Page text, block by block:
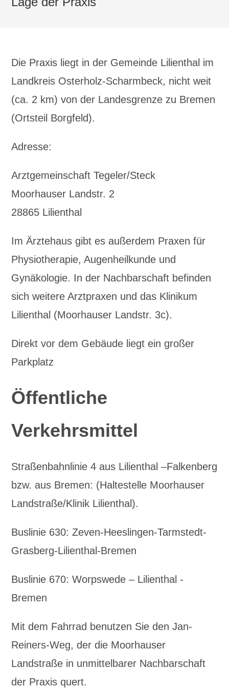
Die Praxis liegt in der Gemeinde Lilienthal im
Landkreis Osterholz-Scharmbeck, nicht weit
(ca. 2 km) von der Landesgrenze zu Bremen
(Ortsteil Borgfeld).
Adresse:
Arztgemeinschaft Tegeler/Steck
Moorhauser Landstr. 2
28865 Lilienthal
Im Ärztehaus gibt es außerdem Praxen für
Physiotherapie, Augenheilkunde und
Gynäkologie. In der Nachbarschaft befinden
sich weitere Arztpraxen und das Klinikum
Lilienthal (Moorhauser Landstr. 3c).
Direkt vor dem Gebäude liegt ein großer
Parkplatz
Öffentliche
Verkehrsmittel
Straßenbahnlinie 4 aus Lilienthal –Falkenberg
bzw. aus Bremen: (Haltestelle Moorhauser
Landstraße/Klinik Lilienthal).
Buslinie 630: Zeven-Heeslingen-Tarmstedt-
Grasberg-Lilienthal-Bremen
Buslinie 670: Worpswede – Lilienthal -
Bremen
Mit dem Fahrrad benutzen Sie den Jan-
Reiners-Weg, der die Moorhauser
Landstraße in unmittelbarer Nachbarschaft
der Praxis quert.